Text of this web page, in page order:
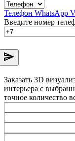
Телефон WhatsApp
Введите номер
Заказать 3D
интерьера с
точное количество